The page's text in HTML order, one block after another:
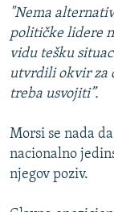
"Nema
političke lidere
vidu tešku
utvrdili okvir za
treba usvojiti”.
Morsi se nada
nacionalno
njegov poziv.